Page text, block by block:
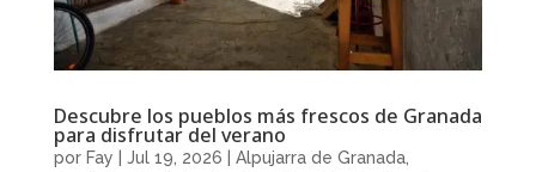
Descubre los pueblos más frescos de Granada
para disfrutar del verano
por Fay Jul 19, 2026 Alpujarra de Granada,